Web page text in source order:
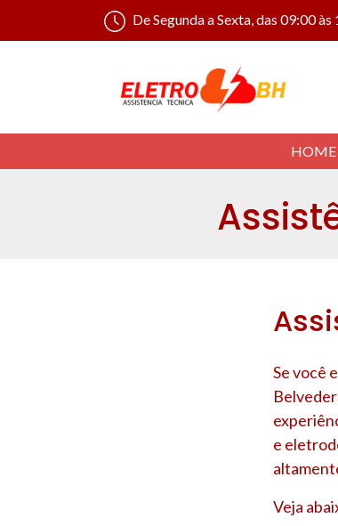
De Segunda a Sexta, das 09:00 às
HOME
Se você
e
Veja